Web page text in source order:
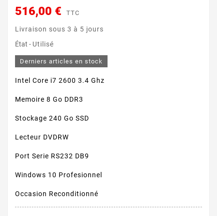
516,00 € TTC
Livraison sous 3 à 5 jours
État - Utilisé
Derniers articles en stock
Intel Core i7 2600 3.4 Ghz
Memoire 8 Go DDR3
Stockage 240 Go SSD
Lecteur DVDRW
Port Serie RS232 DB9
Windows 10 Profesionnel
Occasion Reconditionné